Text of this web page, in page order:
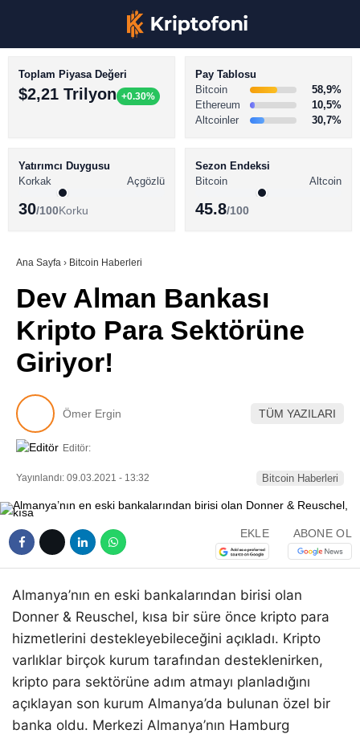
Youtube
TikTok
BİTCOİN HABERLERİ
ALTCOİN HABERLERİ
SÖZLÜK
Toplam Piyasa Değeri
$2,21 Trilyon +0.30%
Pay Tablosu
Bitcoin
58,9%
Ethereum
10,5%
Altcoinler
30,7%
Yatırımcı Duygusu
Korkak
Açgözlü
30/100Korku
Sezon Endeksi
Bitcoin
Altcoin
45.8/100
Ana Sayfa › Bitcoin Haberleri
Dev Alman Bankası
Kripto Para Sektörüne
Giriyor!
Ömer Ergin TÜM YAZILARI
Editör:
Yayınlandı: 09.03.2021 - 13:32 Bitcoin Haberleri
EKLE ABONE OL
Almanya’nın en eski bankalarından birisi olan
Donner & Reuschel, kısa bir süre önce kripto para
hizmetlerini destekleyebileceğini açıkladı. Kripto
varlıklar birçok kurum tarafından desteklenirken,
kripto para sektörüne adım atmayı planladığını
açıklayan son kurum Almanya’da bulunan özel bir
banka oldu. Merkezi Almanya’nın Hamburg